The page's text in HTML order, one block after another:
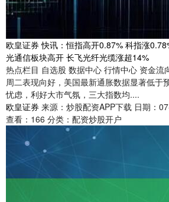
欧皇证券 快讯：恒指高开0.87% 科指涨
光通信板块高开 长飞光纤光缆涨超14%
热点栏目 自选股 数据中心 行情中心 资金流
周二表现向好，美国最新通胀数据显著低于
忧虑，利好大市气氛，三大指数均....
欧皇证券 来源：炒股配资APP下载 日期：
查看： 166 分类： 配资炒股开户